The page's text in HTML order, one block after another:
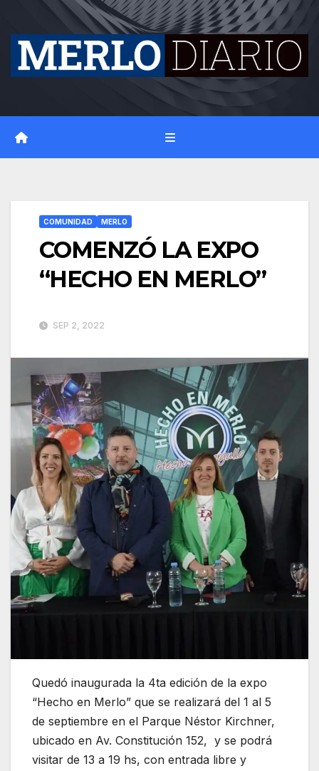
content
COMUNIDAD MERLO
COMENZÓ LA EXPO
“HECHO EN MERLO”
SEP 2, 2022
Quedó inaugurada la 4ta edición de la expo
“Hecho en Merlo” que se realizará del 1 al 5
de septiembre en el Parque Néstor Kirchner,
ubicado en Av. Constitución 152, y se podrá
visitar de 13 a 19 hs, con entrada libre y